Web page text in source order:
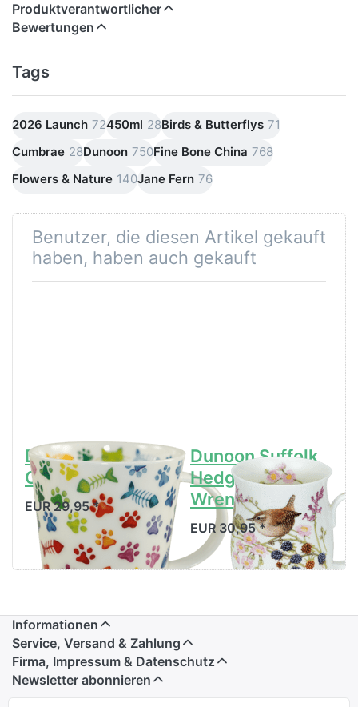
Produktverantwortlicher
Bewertungen
Tags
2026 Launch 72450ml 28Birds & Butterflys 71
Cumbrae 28Dunoon 750Fine Bone China 768
Flowers & Nature 140Jane Fern 76
Benutzer, die diesen Artikel gekauft
haben, haben auch gekauft
Dunoon Lomond
Cat Pawprints
EUR 29,95 *
Dunoon Suffolk
Hedgerow Birds
Wren
EUR 30,95 *
Informationen
Service, Versand & Zahlung
Firma, Impressum & Datenschutz
Newsletter abonnieren